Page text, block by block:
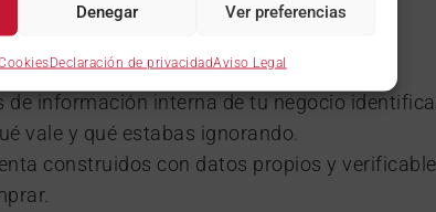
Denegar Ver preferencias
Declaración de privacidadAviso Legal
de información interna de tu negocio
vale y qué estabas ignorando.
construidos con datos propios y